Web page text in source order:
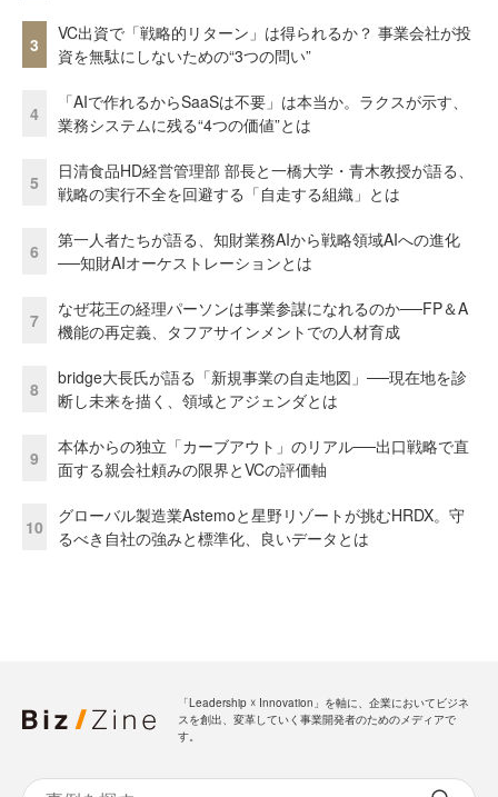
3
VC出資で「戦略的リターン」は得られるか？ 事業会社が投
資を無駄にしないための“3つの問い”
4
「AIで作れるからSaaSは不要」は本当か。ラクスが示す、
業務システムに残る“4つの価値”とは
5
日清食品HD経営管理部 部長と一橋大学・青木教授が語る、
戦略の実行不全を回避する「自走する組織」とは
6
第一人者たちが語る、知財業務AIから戦略領域AIへの進化
──知財AIオーケストレーションとは
7
なぜ花王の経理パーソンは事業参謀になれるのか──FP＆A
機能の再定義、タフアサインメントでの人材育成
8
bridge大長氏が語る「新規事業の自走地図」──現在地を診
断し未来を描く、領域とアジェンダとは
9
本体からの独立「カーブアウト」のリアル──出口戦略で直
面する親会社頼みの限界とVCの評価軸
10
グローバル製造業Astemoと星野リゾートが挑むHRDX。守
るべき自社の強みと標準化、良いデータとは
「Leadership ☓ Innovation」を軸に、企業においてビジネ
スを創出、変革していく事業開発者のためのメディアで
す。